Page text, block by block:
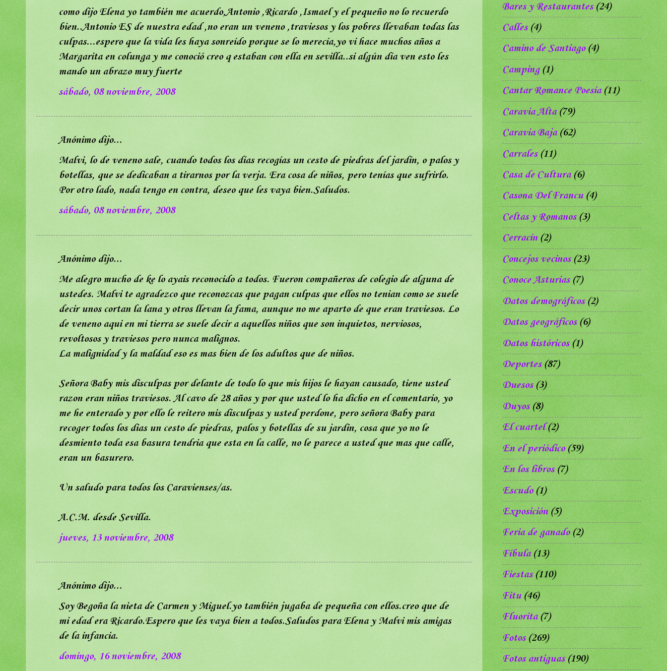
como dijo Elena yo también me acuerdo,Antonio ,Ricardo ,Ismael y el pequeño no lo recuerdo
bien..Antonio ES de nuestra edad ,no eran un veneno ,traviesos y los pobres llevaban todas las
culpas...espero que la vida les haya sonreído porque se lo merecía,yo vi hace muchos años a
Margarita en colunga y me conoció creo q estaban con ella en sevilla..si algún día ven esto les
mando un abrazo muy fuerte
sábado, 08 noviembre, 2008
Anónimo dijo...
Malvi, lo de veneno sale, cuando todos los días recogías un cesto de piedras del jardín, o palos y
botellas, que se dedicaban a tirarnos por la verja. Era cosa de niños, pero tenías que sufrirlo.
Por otro lado, nada tengo en contra, deseo que les vaya bien.Saludos.
sábado, 08 noviembre, 2008
Anónimo dijo...
Me alegro mucho de ke lo ayais reconocido a todos. Fueron compañeros de colegio de alguna de
ustedes. Malvi te agradezco que reconozcas que pagan culpas que ellos no tenian como se suele
decir unos cortan la lana y otros llevan la fama, aunque no me aparto de que eran traviesos. Lo
de veneno aqui en mi tierra se suele decir a aquellos niños que son inquietos, nerviosos,
revoltosos y traviesos pero nunca malignos.
La malignidad y la maldad eso es mas bien de los adultos que de niños.
Señora Baby mis disculpas por delante de todo lo que mis hijos le hayan causado, tiene usted
razon eran niños traviesos. Al cavo de 28 años y por que usted lo ha dicho en el comentario, yo
me he enterado y por ello le reitero mis disculpas y usted perdone, pero señora Baby para
recoger todos los dias un cesto de piedras, palos y botellas de su jardin, cosa que yo no le
desmiento toda esa basura tendria que esta en la calle, no le parece a usted que mas que calle,
eran un basurero.
Un saludo para todos los Caravienses/as.
A.C.M. desde Sevilla.
jueves, 13 noviembre, 2008
Anónimo dijo...
Soy Begoña la nieta de Carmen y Miguel.yo también jugaba de pequeña con ellos.creo que de
mi edad era Ricardo.Espero que les vaya bien a todos.Saludos para Elena y Malvi mis amigas
de la infancia.
domingo, 16 noviembre, 2008
Bares y Restaurantes (24)
Calles (4)
Camino de Santiago (4)
Camping (1)
Cantar Romance Poesía (11)
Caravia Alta (79)
Caravia Baja (62)
Carrales (11)
Casa de Cultura (6)
Casona Del Francu (4)
Celtas y Romanos (3)
Cerracín (2)
Concejos vecinos (23)
Conoce Asturias (7)
Datos demográficos (2)
Datos geográficos (6)
Datos históricos (1)
Deportes (87)
Duesos (3)
Duyos (8)
El cuartel (2)
En el periódico (59)
En los libros (7)
Escudo (1)
Exposición (5)
Feria de ganado (2)
Fíbula (13)
Fiestas (110)
Fitu (46)
Fluorita (7)
Fotos (269)
Fotos antiguas (190)